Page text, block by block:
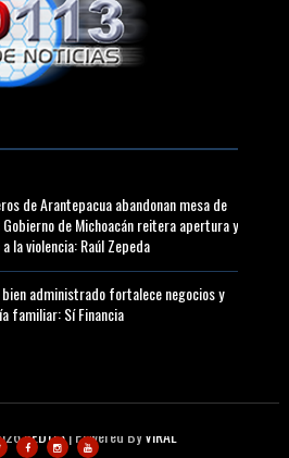
de Arantepacua abandonan mesa de
de Michoacán reitera apertura y
la violencia: Raúl Zepeda
administrado fortalece negocios y
familiar: Sí Financia
RED113| Powered ByVIRAL